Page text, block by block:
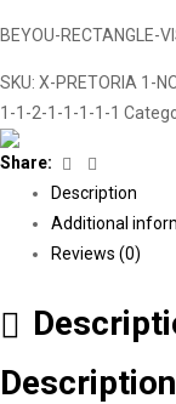
BEYOU-RECTANGLE-
SKU: X-PRETORIA 1-
1-1-2-1-1-1-1-1
Share: Facebook
Description
Additional
Reviews (0)
Description